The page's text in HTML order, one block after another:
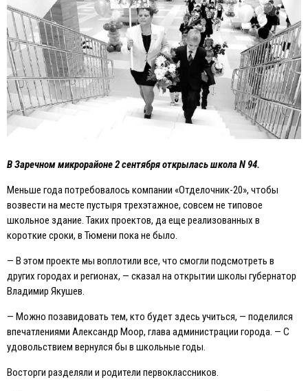
В Заречном микрорайоне 2 сентября открылась школа N 94.
Меньше года потребовалось компании «Отделочник-20», чтобы
возвести на месте пустыря трехэтажное, совсем не типовое
школьное здание. Таких проектов, да еще реализованных в
короткие сроки, в Тюмени пока не было.
— В этом проекте мы воплотили все, что смогли подсмотреть в
других городах и регионах, — сказал на открытии школы губернатор
Владимир Якушев.
— Можно позавидовать тем, кто будет здесь учиться, — поделился
впечатлениями Александр Моор, глава администрации города. — С
удовольствием вернулся бы в школьные годы.
Восторги разделяли и родители первоклассников.